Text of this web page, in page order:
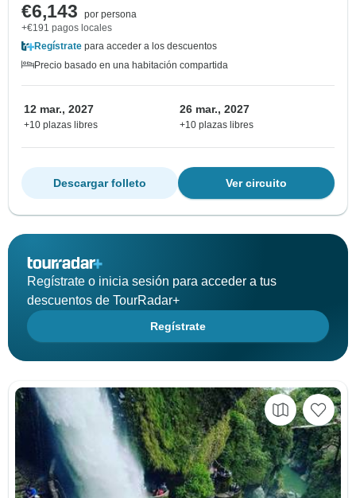
€6,143
por persona
+€191 pagos locales
Regístrate para acceder a los descuentos
Precio basado en una habitación compartida
12 mar., 2027
+10 plazas libres
26 mar., 2027
+10 plazas libres
Ver circuito
Descargar folleto
Regístrate o inicia sesión para acceder a tus
descuentos de TourRadar+
Regístrate